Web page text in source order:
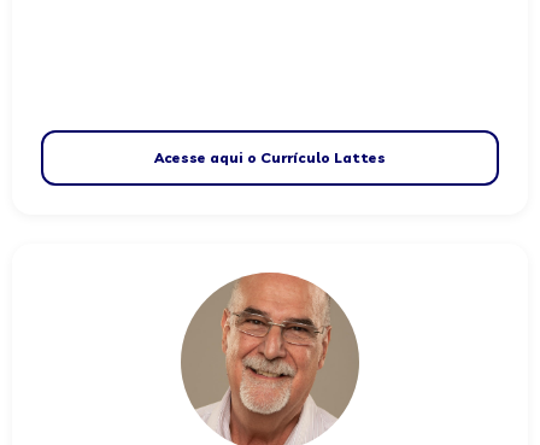
Acesse aqui o Currículo Lattes